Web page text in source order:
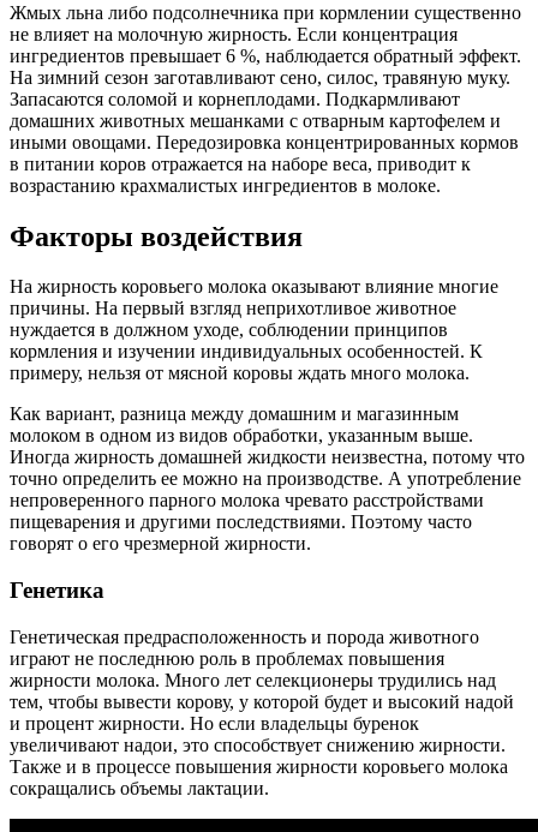
Жмых льна либо подсолнечника при кормлении существенно
не влияет на молочную жирность. Если концентрация
ингредиентов превышает 6 %, наблюдается обратный эффект.
На зимний сезон заготавливают сено, силос, травяную муку.
Запасаются соломой и корнеплодами. Подкармливают
домашних животных мешанками с отварным картофелем и
иными овощами. Передозировка концентрированных кормов
в питании коров отражается на наборе веса, приводит к
возрастанию крахмалистых ингредиентов в молоке.
Факторы воздействия
На жирность коровьего молока оказывают влияние многие
причины. На первый взгляд неприхотливое животное
нуждается в должном уходе, соблюдении принципов
кормления и изучении индивидуальных особенностей. К
примеру, нельзя от мясной коровы ждать много молока.
Как вариант, разница между домашним и магазинным
молоком в одном из видов обработки, указанным выше.
Иногда жирность домашней жидкости неизвестна, потому что
точно определить ее можно на производстве. А употребление
непроверенного парного молока чревато расстройствами
пищеварения и другими последствиями. Поэтому часто
говорят о его чрезмерной жирности.
Генетика
Генетическая предрасположенность и порода животного
играют не последнюю роль в проблемах повышения
жирности молока. Много лет селекционеры трудились над
тем, чтобы вывести корову, у которой будет и высокий надой
и процент жирности. Но если владельцы буренок
увеличивают надои, это способствует снижению жирности.
Также и в процессе повышения жирности коровьего молока
сокращались объемы лактации.